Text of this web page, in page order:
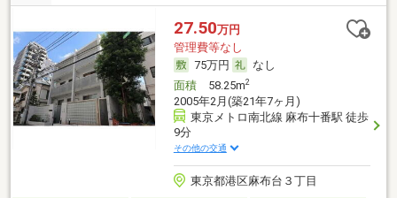
27.50万円
管理費等なし
75万円
なし
面積58.25m2
2005年2月(築21年7ヶ月)
東京メトロ南北線 麻布十番駅 徒歩
9分
その他の交通
東京都港区麻布台３丁目